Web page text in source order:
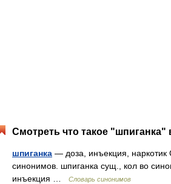
Смотреть что такое "шпиганка"
шпиганка — доза, инъекция, наркотик
синонимов. шпиганка сущ., кол во
инъекция …
Словарь синонимов